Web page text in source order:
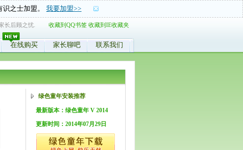
识之士加盟。 我要加盟>>
长后顾之忧. 收藏到QQ书签 收藏到IE收藏夹
在线购买 家长聊吧 联系我们
绿色童年安装推荐
最新版本：绿色童年 V 2014
更新时间：2014年07月29日